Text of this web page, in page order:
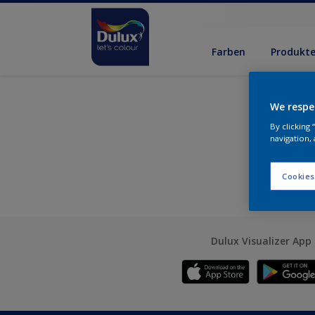
Farben
Dulux Visualizer App
We
By clicking
navigation,